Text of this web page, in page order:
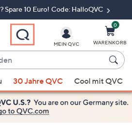
Spare 10 Euro! Code: HalloQVC
MEIN QVC
0
WARENKORB
30 Jahre QVC Cool mit QVC